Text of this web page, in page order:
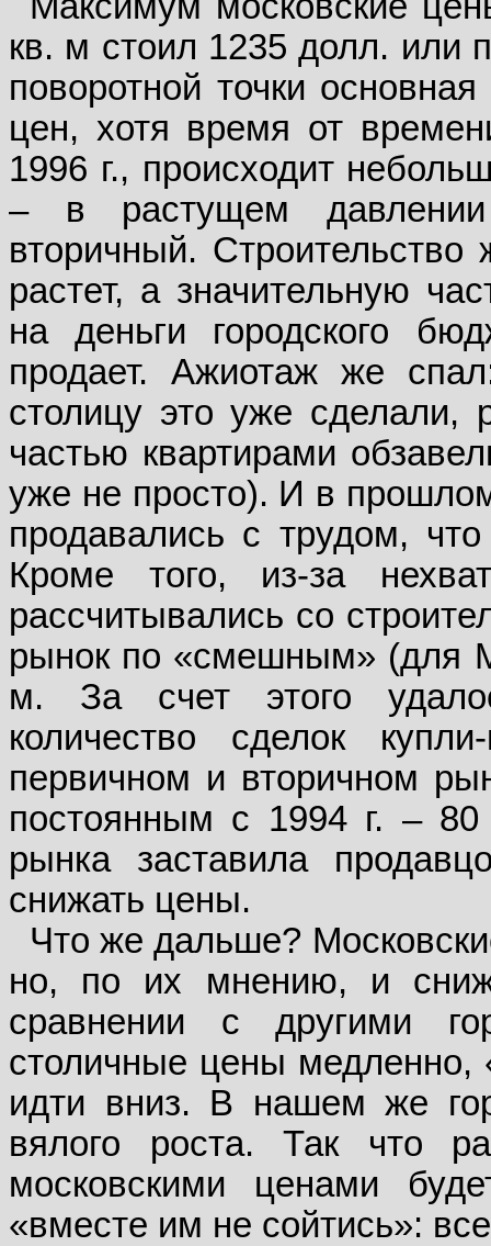
кв. м стоил 1235 долл. или
поворотной точки
цен, хотя время от
1996 г., происходит
– в растущем
вторичный.
растет, а значительную
на деньги городского
продает. Ажиотаж же
столицу это уже сделали,
частью квартирами
уже не просто). И в
продавались с трудом,
Кроме того, из-за
рассчитывались со
рынок по «смешным» (для
м. За счет этого
количество сделок
первичном и вторичном
постоянным с 1994 г. – 80
рынка заставила
снижать цены.
Что же дальше?
но, по их мнению, и
сравнении с другими
столичные цены медленно,
идти вниз. В нашем же
вялого роста. Так что
московскими ценами
«вместе им не сойтись»: